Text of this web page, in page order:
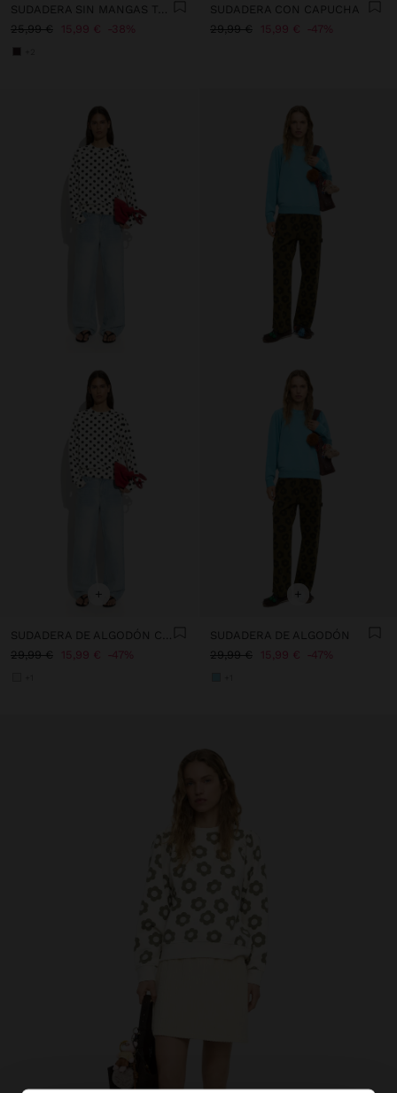
25,99 €
15,99 € 38%
SUDADERA CON CAPUCHA
29,99 €
15,99 € 47%
+
SUDADERA DE ALGODÓN CON LUNARES
29,99 €
15,99 € 47%
+
SUDADERA DE ALGODÓN
29,99 €
15,99 € 47%